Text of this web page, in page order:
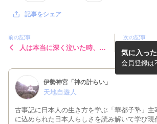
記事をシェア
前の記事
人は本当に深く泣いた時、
次の記事
シリーズ三
胎」
伊勢神宮「神の計らい」
天地自遊人
古事記に日本人の生き方を学ぶ「華都子塾」主
に込められた日本人らしさを読み解いて学び現
気に入っ
会員登録は